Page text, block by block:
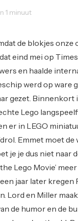
1 minuut
de blokjes
eind mei op
en haalde
werd op ware
gezet. Binnenkort
Lego
er in LEGO
Emmet moet de
je je dus niet naar
Lego Movie’
jaar later kregen
Lord en Miller
de humor en de